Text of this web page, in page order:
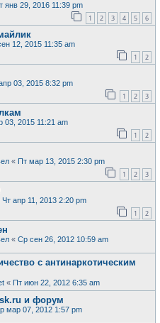
янв 29, 2016 11:39 pm
1 2 3 4 5 6
12, 2015 11:35 am
1 2
03, 2015 8:32 pm
1 2 3
03, 2015 11:21 am
1 2
« Пт мар 13, 2015 2:30 pm
1 2 3
Чт апр 11, 2013 2:20 pm
1 2
« Ср сен 26, 2012 10:59 am
с антинаркотическим
« Пт июн 22, 2012 6:35 am
и форум
мар 07, 2012 1:57 pm